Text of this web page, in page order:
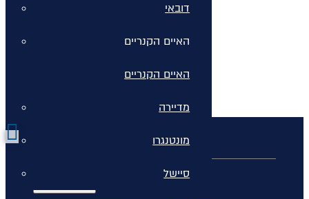
דובאי
האיים הקנריים
האיים הקנריים
מדיירה
מונטנגרו
סיישל